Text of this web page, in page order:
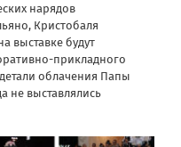
нарядов
Кристобаля
выставке будут
прикладного
облачения Папы
не выставлялись